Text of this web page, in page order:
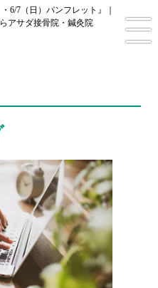
6/7（日）パンフレット』｜
アサダ接骨院・鍼灸院